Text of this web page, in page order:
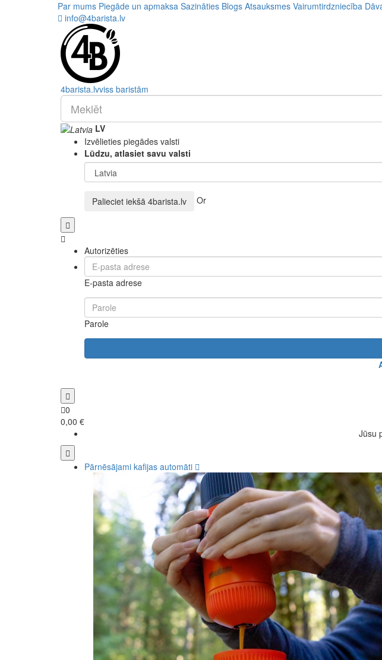
Par mums Piegāde un apmaksa Sazināties Blogs Atsauksmes Vairumtirdzniecība
info@4barista.lv
4barista.lvviss baristām
LV
Izvēlieties piegādes valsti
Lūdzu, atlasiet savu valsti
Palieciet iekšā 4barista.lv Or
Autorizēties
E-pasta adrese
Parole
0
0,00 €
Jūsu
Pārnēsājami kafijas automāti